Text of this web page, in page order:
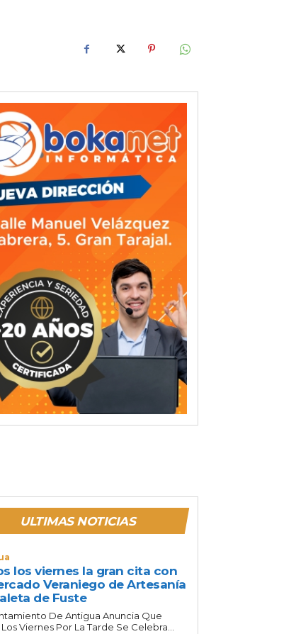
ULTIMAS NOTICIAS
los viernes la gran cita con
Veraniego de Artesanía
de Fuste
De Antigua Anuncia Que
Viernes Por La Tarde Se Celebra...